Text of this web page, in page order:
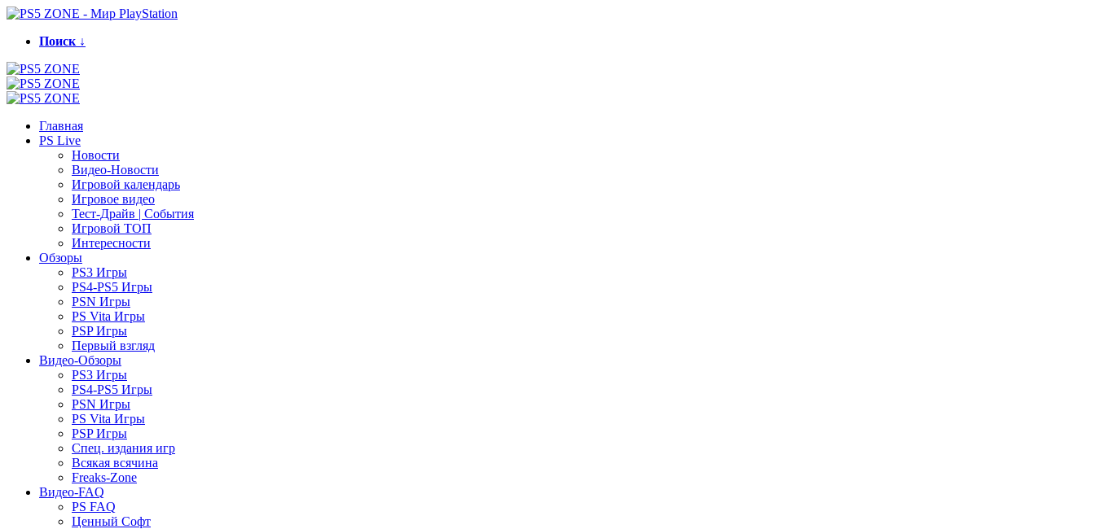
Поиск ↓
Главная
PS Live
Новости
Видео-Новости
Игровой календарь
Игровое видео
Тест-Драйв | События
Игровой ТОП
Интересности
Обзоры
PS3 Игры
PS4-PS5 Игры
PSN Игры
PS Vita Игры
PSP Игры
Первый взгляд
Видео-Обзоры
PS3 Игры
PS4-PS5 Игры
PSN Игры
PS Vita Игры
PSP Игры
Спец. издания игр
Всякая всячина
Freaks-Zone
Видео-FAQ
PS FAQ
Ценный Софт